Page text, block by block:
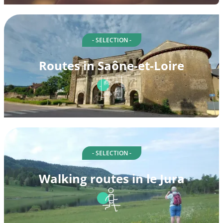
- SELECTION -
Routes in Saône-et-Loire
- SELECTION -
Walking routes in le Jura